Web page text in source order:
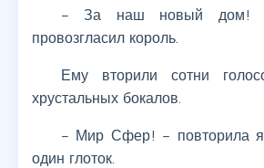
– За наш новый дом!
провозгласил король.
Ему вторили сотни
хрустальных бокалов.
– Мир Сфер! – повторила
один глоток.